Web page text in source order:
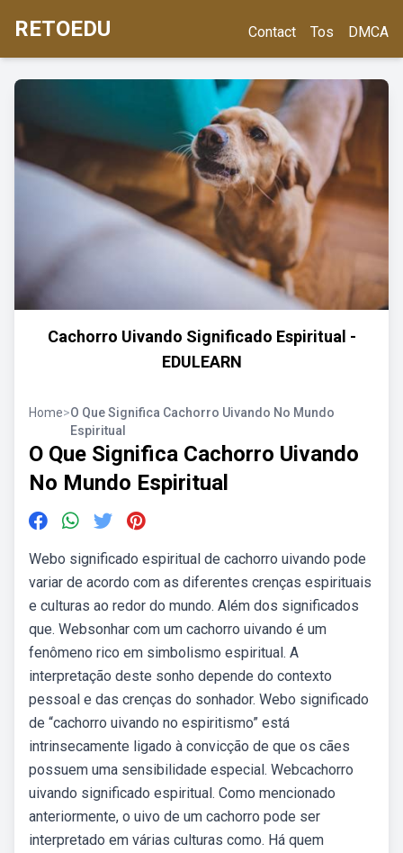
RETOEDU Contact Tos DMCA
Cachorro Uivando Significado Espiritual -
EDULEARN
Home>O Que Significa Cachorro Uivando No Mundo
Espiritual
O Que Significa Cachorro Uivando
No Mundo Espiritual
Webo significado espiritual de cachorro uivando pode
variar de acordo com as diferentes crenças espirituais
e culturas ao redor do mundo. Além dos significados
que. Websonhar com um cachorro uivando é um
fenômeno rico em simbolismo espiritual. A
interpretação deste sonho depende do contexto
pessoal e das crenças do sonhador. Webo significado
de “cachorro uivando no espiritismo” está
intrinsecamente ligado à convicção de que os cães
possuem uma sensibilidade especial. Webcachorro
uivando significado espiritual. Como mencionado
anteriormente, o uivo de um cachorro pode ser
interpretado em várias culturas como. Há quem